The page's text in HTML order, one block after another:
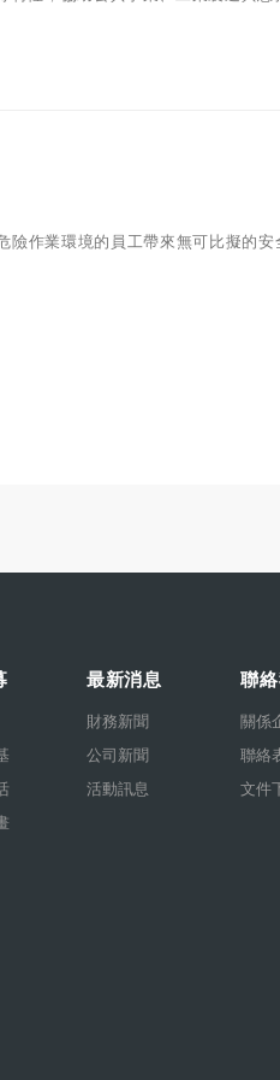
作業環境的員工帶來無可比擬的安
最新消息
財務新聞
公司新聞
活動訊息
聯
關係
聯絡
文件